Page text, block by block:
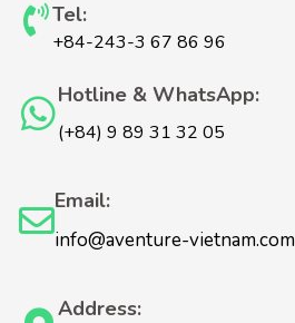
Tel:
+84-243-3 67 86 96
Hotline & WhatsApp:
(+84) 9 89 31 32 05
Email:
info@aventure-vietnam.com
Address: